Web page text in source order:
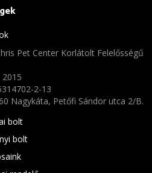
termékoldalon
Pet Center Korlátolt Felelősségű
2015
2-13
Nagykáta, Petőfi Sándor utca 2/B.
bolt
bolt